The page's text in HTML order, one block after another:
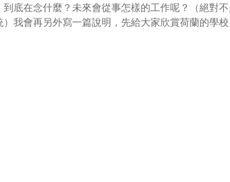
底在念什麼？未來會從事怎樣的工作呢？（絕對
）我會再另外寫一篇說明，先給大家欣賞荷蘭的學校